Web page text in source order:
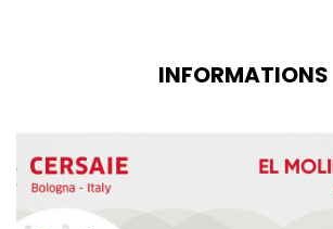
INFORMATIONS